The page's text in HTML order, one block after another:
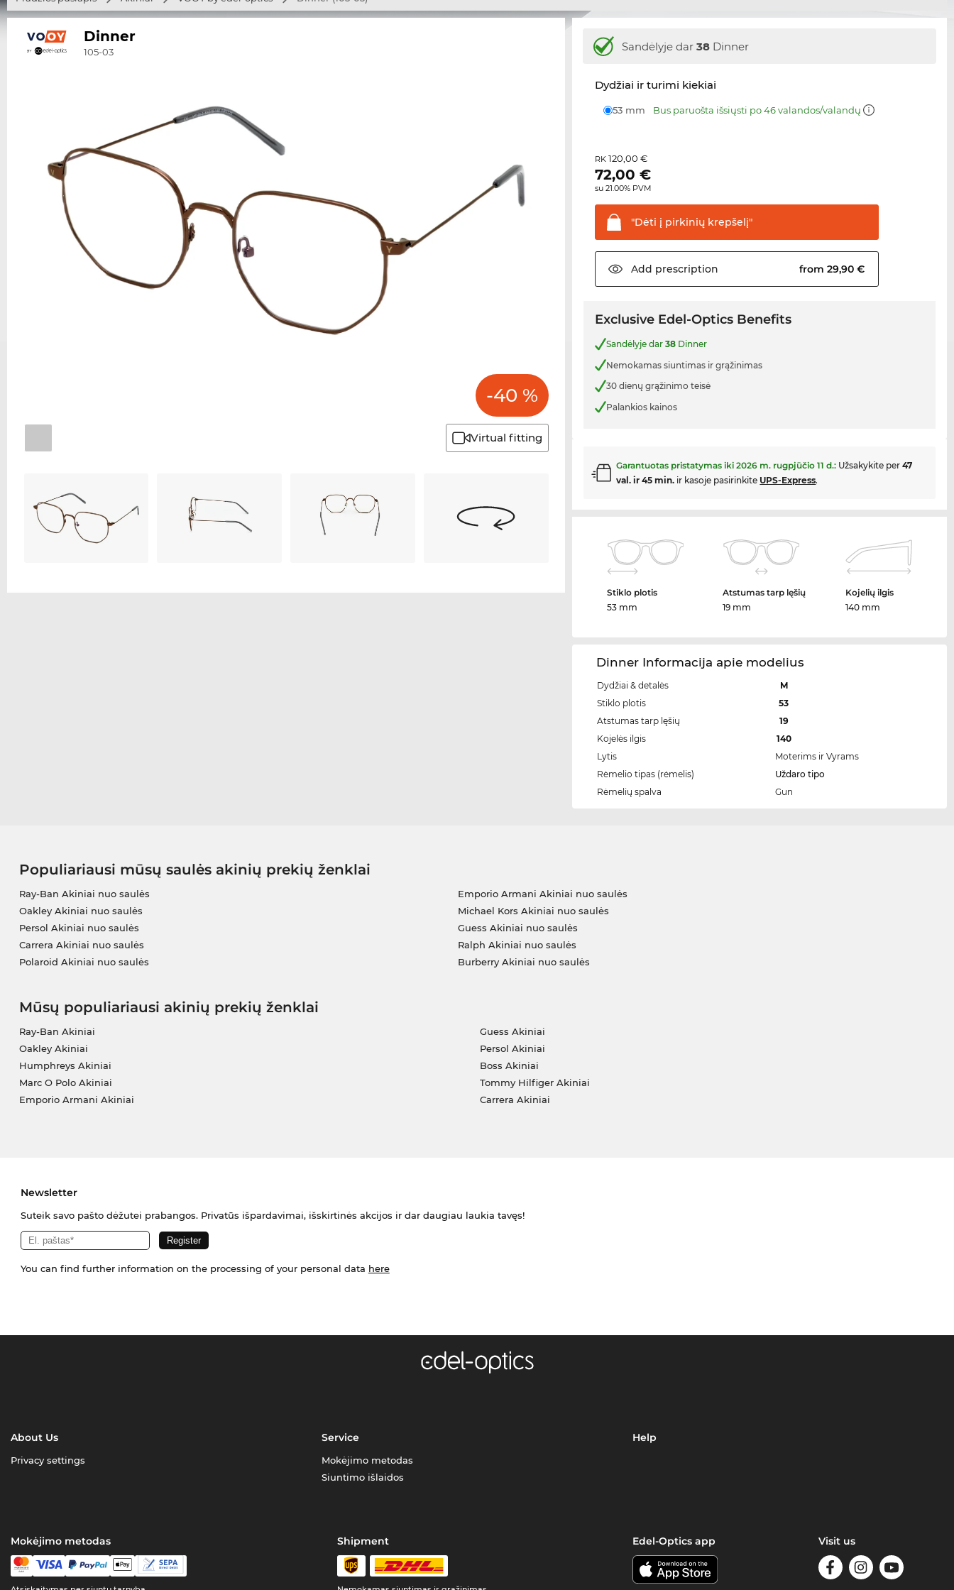
Dinner
105-03
-40 %
Virtual fitting
Sandėlyje dar38 Dinner
Dydžiai ir turimi kiekiai
53 mm Bus paruošta išsiųsti po 46 valandos/valandų
RK120,00 €
72,00 €
su 21.00% PVM
"Dėti į pirkinių krepšelį"
Add prescription from 29,90 €
Exclusive Edel-Optics Benefits
Sandėlyje dar38 Dinner
Nemokamas siuntimas ir grąžinimas
30 dienų grąžinimo teisė
Palankios kainos
Garantuotas pristatymas iki2026 m. rugpjūčio 11 d.: Užsakykite per47
val. ir 45 min. ir kasoje pasirinkite UPS-Express.
Stiklo plotis
53 mm
Atstumas tarp lęšių
19 mm
Kojelių ilgis
140 mm
Dinner Informacija apie modelius
Dydžiai & detalės
M
Stiklo plotis
53
Atstumas tarp lęšių
19
Kojelės ilgis
140
Lytis
Moterims ir Vyrams
Rėmelio tipas (rėmelis)
Uždaro tipo
Rėmelių spalva
Gun
Populiariausi mūsų saulės akinių prekių ženklai
Ray-Ban Akiniai nuo saulės
Oakley Akiniai nuo saulės
Persol Akiniai nuo saulės
Carrera Akiniai nuo saulės
Polaroid Akiniai nuo saulės
Emporio Armani Akiniai nuo saulės
Michael Kors Akiniai nuo saulės
Guess Akiniai nuo saulės
Ralph Akiniai nuo saulės
Burberry Akiniai nuo saulės
Mūsų populiariausi akinių prekių ženklai
Ray-Ban Akiniai
Oakley Akiniai
Humphreys Akiniai
Marc O Polo Akiniai
Emporio Armani Akiniai
Guess Akiniai
Persol Akiniai
Boss Akiniai
Tommy Hilfiger Akiniai
Carrera Akiniai
Newsletter
Suteik savo pašto dėžutei prabangos. Privatūs išpardavimai, išskirtinės akcijos ir dar daugiau laukia tavęs!
You can find further information on the processing of your personal data here
About Us
Privacy settings
Service
Mokėjimo metodas
Siuntimo išlaidos
Help
Mokėjimo metodas Shipment Edel-Optics app Visit us